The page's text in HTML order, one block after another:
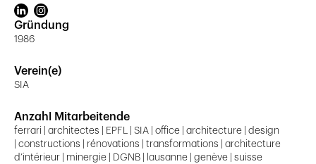
Gründung
1986
Verein(e)
SIA
Anzahl Mitarbeitende
ferrari | architectes | EPFL | SIA | office | architecture | design
| constructions | rénovations | transformations | architecture
d’intérieur | minergie | DGNB | lausanne | genève | suisse